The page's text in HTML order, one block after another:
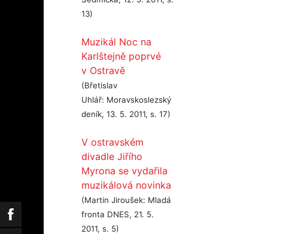
Facebook
13)
Muzikál Noc na
Karlštejně poprvé
v Ostravě
(Břetislav
Uhlář: Moravskoslezský
deník, 13. 5. 2011, s. 17)
V ostravském
divadle Jiřího
Myrona se vydařila
muzikálová novinka
(Martin Jiroušek: Mladá
fronta DNES, 21. 5.
2011, s. 5)